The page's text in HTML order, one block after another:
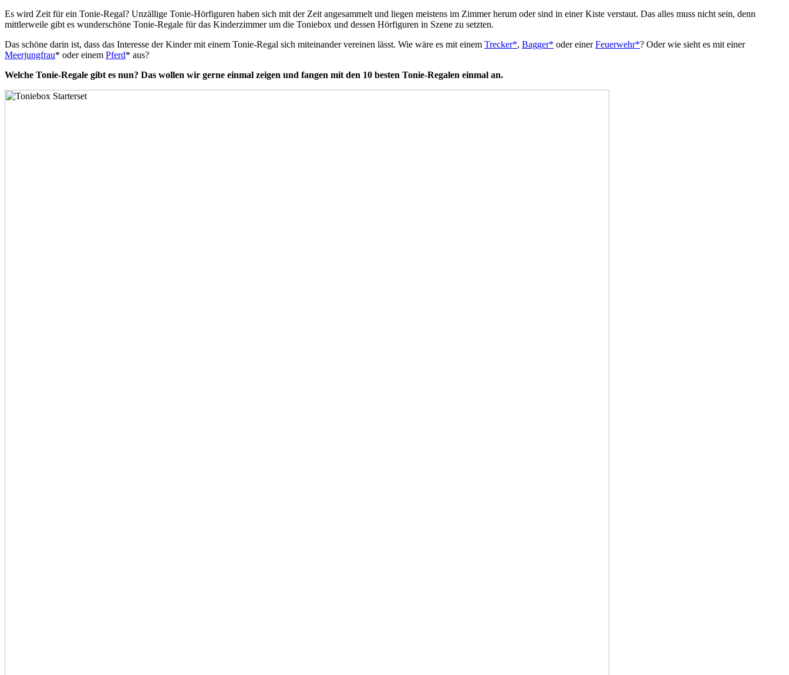
Es wird Zeit für ein Tonie-Regal? Unzällige Tonie-Hörfiguren haben sich mit der Zeit angesammelt und liegen meistens im Zimmer herum oder sind in einer Kiste verstaut. Das alles muss nicht sein, denn
mittlerweile gibt es wunderschöne Tonie-Regale für das Kinderzimmer um die Toniebox und dessen Hörfiguren in Szene zu setzten.
Das schöne darin ist, dass das Interesse der Kinder mit einem Tonie-Regal sich miteinander vereinen lässt. Wie wäre es mit einem Trecker*, Bagger* oder einerFeuerwehr*? Oder wie sieht es mit einer
Meerjungfrau* oder einem Pferd* aus?
Welche Tonie-Regale gibt es nun? Das wollen wir gerne einmal zeigen und fangen mit den 10 besten Tonie-Regalen einmal an.